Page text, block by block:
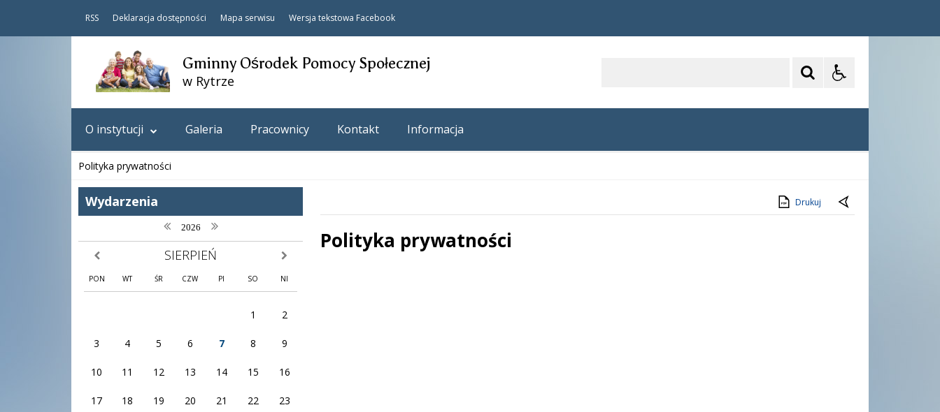
RSS Deklaracja dostępności Mapa serwisu Wersja tekstowa Facebook
Gminny Ośrodek Pomocy Społecznej
w Rytrze
O instytucji Galeria Pracownicy Kontakt Informacja
Polityka prywatności
Wydarzenia
poprzedni rok
2026 następny rok
poprzedni miesiąc SIERPIEŃ następny miesiąc
PON WT ŚR CZW PI SO NI
1 2
3 4 5 6 7 8 9
10 11 12 13 14 15 16
17 18 19 20 21 22 23
Drukuj
Polityka prywatności